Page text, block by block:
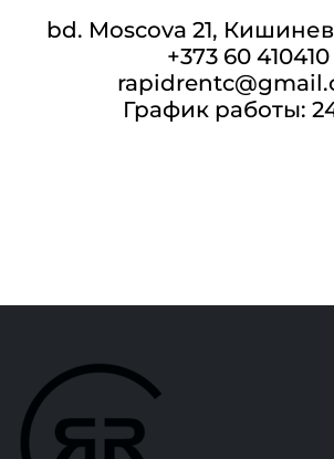
bd. Moscova 21,
+373 60 410410
График работы: